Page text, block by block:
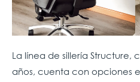
La línea de sillería Structure,
años, cuenta con opciones